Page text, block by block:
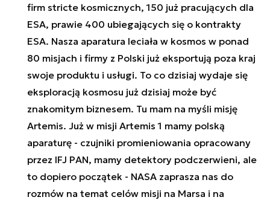
firm stricte kosmicznych, 150 już pracujących dla
ESA, prawie 400 ubiegających się o kontrakty
ESA. Nasza aparatura leciała w kosmos w ponad
80 misjach i firmy z Polski już eksportują poza kraj
swoje produktu i usługi. To co dzisiaj wydaje się
eksploracją kosmosu już dzisiaj może być
znakomitym biznesem. Tu mam na myśli misję
Artemis. Już w misji Artemis 1 mamy polską
aparaturę - czujniki promieniowania opracowany
przez IFJ PAN, mamy detektory podczerwieni, ale
to dopiero początek - NASA zaprasza nas do
rozmów na temat celów misji na Marsa i na